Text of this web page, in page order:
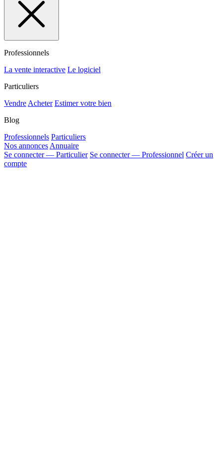
Professionnels
La vente interactive Le logiciel
Particuliers
Vendre Acheter Estimer votre bien
Blog
Professionnels Particuliers
Nos annonces Annuaire
Se connecter — Particulier Se connecter — Professionnel Créer un
compte